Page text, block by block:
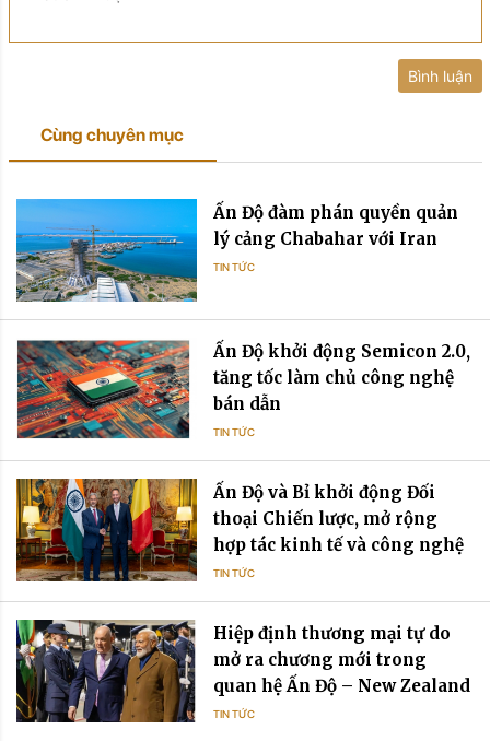
Bình luận
Cùng chuyên mục
Ấn Độ đàm phán quyền quản
lý cảng Chabahar với Iran
TIN TỨC
Ấn Độ khởi động Semicon 2.0,
tăng tốc làm chủ công nghệ
bán dẫn
TIN TỨC
Ấn Độ và Bỉ khởi động Đối
thoại Chiến lược, mở rộng
hợp tác kinh tế và công nghệ
TIN TỨC
Hiệp định thương mại tự do
mở ra chương mới trong
quan hệ Ấn Độ – New Zealand
TIN TỨC